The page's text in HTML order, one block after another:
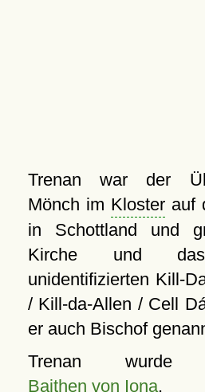
Trenan war der
Mönch im Kloster auf
in Schottland und
Kirche und
unidentifizierten Kill-
/ Kill-da-Allen / Cell
er auch Bischof
Trenan wurde
Baithen von Iona.